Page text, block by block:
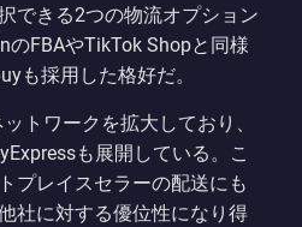
できる2つの物流オプション
のFBAやTikTok Shopと同様
も採用した格好だ。
トワークを拡大しており、
も展開している。こ
プレイスセラーの配送にも
社に対する優位性になり得